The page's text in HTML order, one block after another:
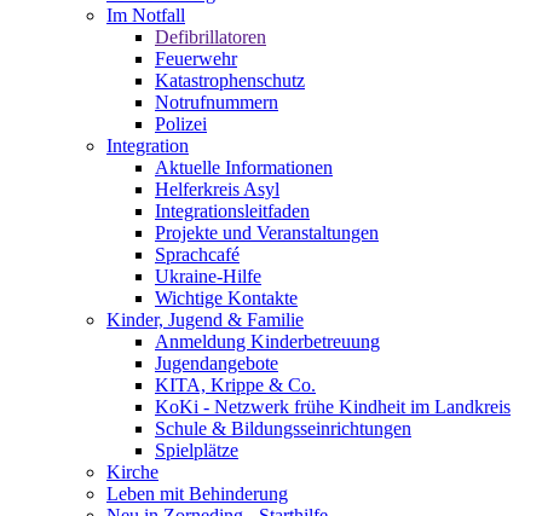
Im Notfall
Defibrillatoren
Feuerwehr
Katastrophenschutz
Notrufnummern
Polizei
Integration
Aktuelle Informationen
Helferkreis Asyl
Integrationsleitfaden
Projekte und Veranstaltungen
Sprachcafé
Ukraine-Hilfe
Wichtige Kontakte
Kinder, Jugend & Familie
Anmeldung Kinderbetreuung
Jugendangebote
KITA, Krippe & Co.
KoKi - Netzwerk frühe Kindheit im Landkreis
Schule & Bildungsseinrichtungen
Spielplätze
Kirche
Leben mit Behinderung